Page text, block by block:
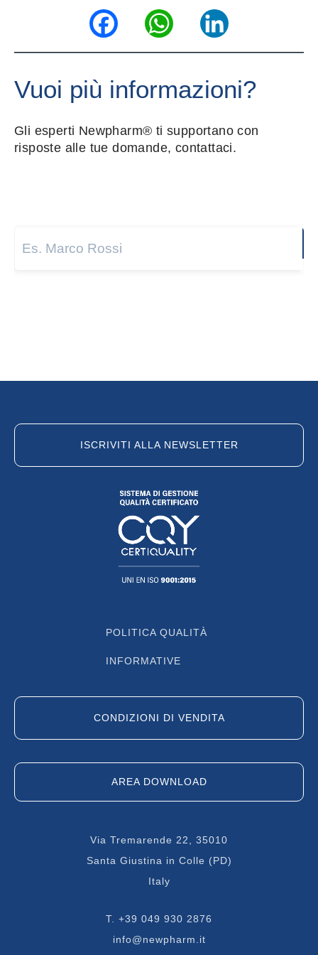
FacebookWhatsAppLinkedIn
Vuoi più informazioni?
Gli esperti Newpharm® ti supportano con
risposte alle tue domande, contattaci.
Via Tremarende 22, 35010
Santa Giustina in Colle (PD)
Italy
T. +39 049 930 2876
info@newpharm.it
ISCRIVITI ALLA NEWSLETTER
POLITICA QUALITÀ
INFORMATIVE
CONDIZIONI DI VENDITA
AREA DOWNLOAD